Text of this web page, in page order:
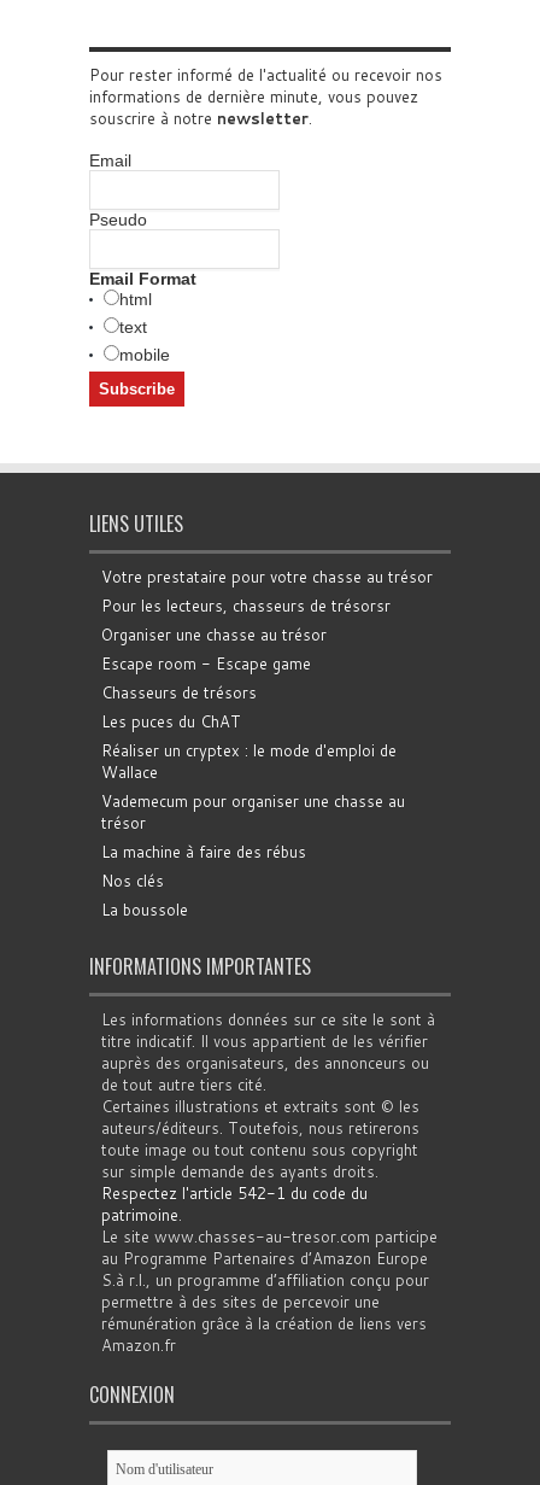
Pour rester informé de l'actualité ou recevoir nos
informations de dernière minute, vous pouvez
souscrire à notre newsletter.
Email
Pseudo
Email Format
html
text
mobile
LIENS UTILES
Votre prestataire pour votre chasse au trésor
Pour les lecteurs, chasseurs de trésorsr
Organiser une chasse au trésor
Escape room - Escape game
Chasseurs de trésors
Les puces du ChAT
Réaliser un cryptex : le mode d'emploi de
Wallace
Vademecum pour organiser une chasse au
trésor
La machine à faire des rébus
Nos clés
La boussole
INFORMATIONS IMPORTANTES
Les informations données sur ce site le sont à
titre indicatif. Il vous appartient de les vérifier
auprès des organisateurs, des annonceurs ou
de tout autre tiers cité.
Certaines illustrations et extraits sont © les
auteurs/éditeurs. Toutefois, nous retirerons
toute image ou tout contenu sous copyright
sur simple demande des ayants droits.
Respectez l'article 542-1 du code du
patrimoine.
Le site www.chasses-au-tresor.com participe
au Programme Partenaires d’Amazon Europe
S.à r.l., un programme d’affiliation conçu pour
permettre à des sites de percevoir une
rémunération grâce à la création de liens vers
Amazon.fr
CONNEXION